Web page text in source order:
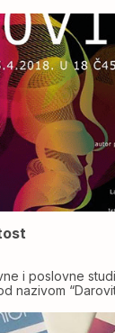
i poslovne
nazivom